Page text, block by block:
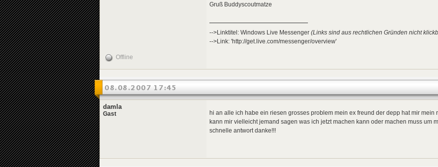
Gruß Buddyscoutmatze
-->Linktitel: Windows Live Messenger (Links sind aus rechtlichen Gründen nicht
-->Link: 'http://get.live.com/messenger/overview'
Offline
08.08.2007 17:45
damla
Gast
hi an alle ich habe ein riesen grosses problem mein ex freund der depp hat mir mein
kann mir vielleicht jemand sagen was ich jetzt machen kann oder machen muss um
schnelle antwort danke!!!